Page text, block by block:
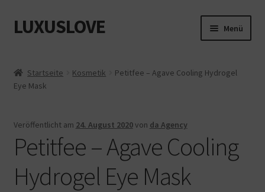
Zur
Navigation
Zum
Inhalt
LUXUSLOVE Menü
Cookie-Richtlinie (EU)
Datenschutz
Impressum
Kasse
Startseite Kosmetik
Petitfee – Agave Cooling Hydrogel
Eye Mask
Veröffentlicht am 24. August 2020von da Agency
Petitfee – Agave Cooling
Hydrogel Eye Mask